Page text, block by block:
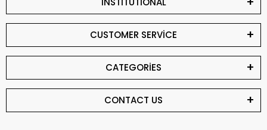
CUSTOMER SERVİCE
CATEGORİES
CONTACT US